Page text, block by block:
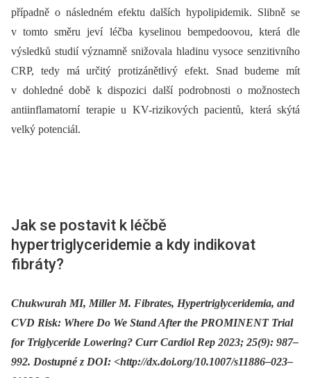
případně o následném efektu dalších hypolipidemik. Slibně se
v tomto směru jeví léčba kyselinou bempedoovou, která dle
výsledků studií významně snižovala hladinu vysoce senzitivního
CRP, tedy má určitý protizánětlivý efekt. Snad budeme mít
v dohledné době k dispozici další podrobnosti o možnostech
antiinflamatorní terapie u KV-rizikových pacientů, která skýtá
velký potenciál.
Jak se postavit k léčbě
hypertriglyceridemie a kdy indikovat
fibráty?
Chukwurah MI, Miller M. Fibrates, Hypertriglyceridemia, and
CVD Risk: Where Do We Stand After the PROMINENT Trial
for Triglyceride Lowering? Curr Cardiol Rep 2023; 25(9): 987–
992. Dostupné z DOI: <http://dx.doi.org/10.1007/s11886–023–